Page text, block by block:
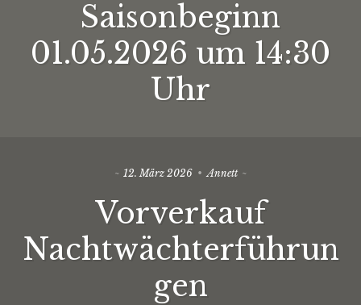
Saisonbeginn
01.05.2026 um 14:30
Uhr
12. März 2026 Annett
Vorverkauf
Nachtwächterführun
gen